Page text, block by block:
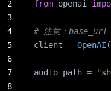
from openai
# 注意：base_url
client = OpenAI (
audio_path =
2
3
4
5
6
7
8